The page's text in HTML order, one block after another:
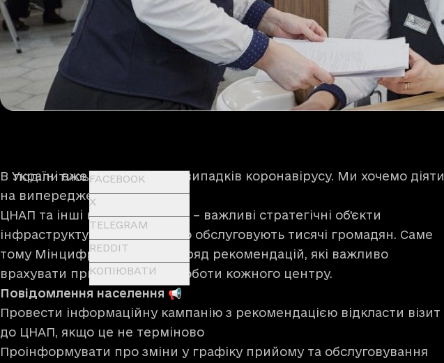
ПОДІЛИТИСЬFACEBOOK
X
TELEGRAM
REDDIT
КОПІЮВАТИ
В Україні вже зафіксовано 5 випадків коронавірусу. Ми хочемо діяти
на випередження.
ЦНАП та інші надавачі послуг – важливі стратегічні об'єкти
інфраструктури, які щоденно обслуговують тисячі громадян. Саме
тому Мінцифра підготувала ряд рекомендацій, які важливо
врахувати при плануванні роботи кожного центру.
Повідомлення населення 📢
Провести інформаційну кампанію з рекомендацією відкласти візит
до ЦНАП, якщо це не терміново
Проінформувати про зміни у графіку прийому та обслуговування